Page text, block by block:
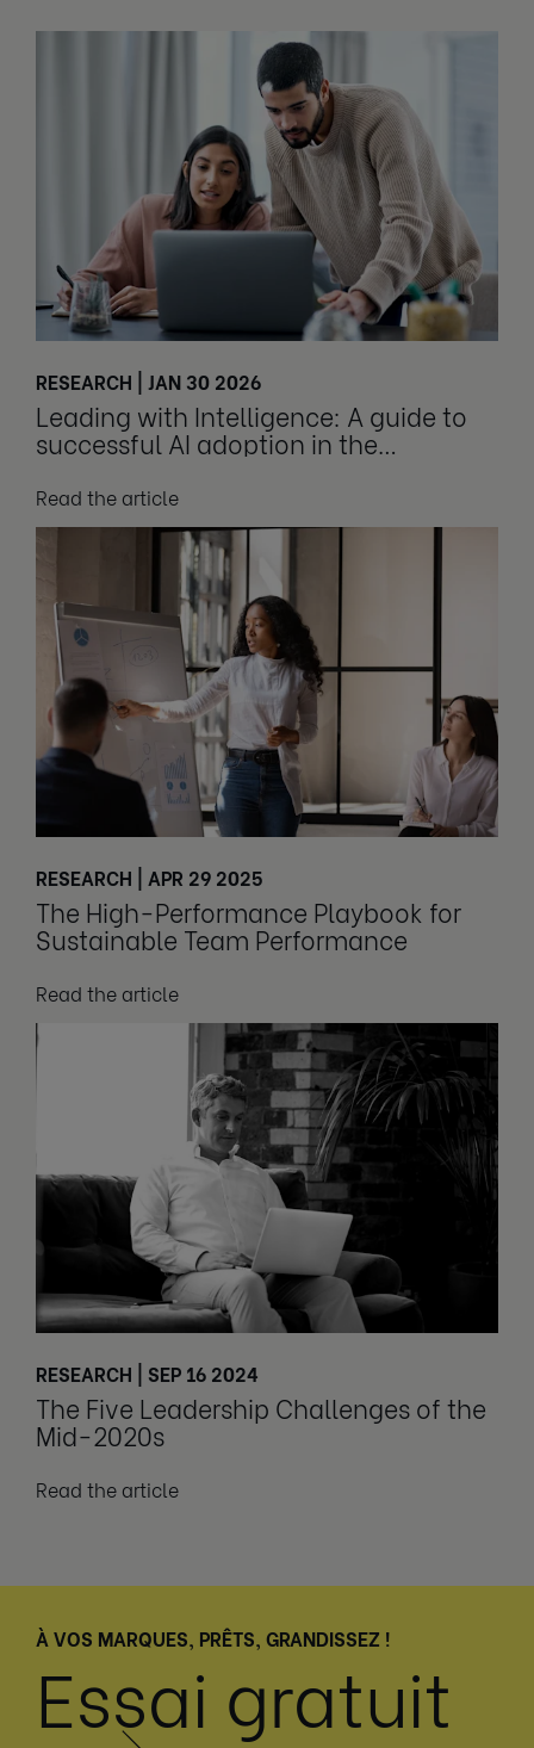
RESEARCH | JAN 30 2026
Leading with Intelligence: A guide to
successful AI adoption in the
Read the article
RESEARCH | APR 29 2025
The High-Performance Playbook for
Sustainable Team Performance
Read the article
RESEARCH | SEP 16 2024
The Five Leadership Challenges of the
Mid-2020s
Read the article
À VOS MARQUES, PRÊTS, GRANDISSEZ !
Essai gratuit